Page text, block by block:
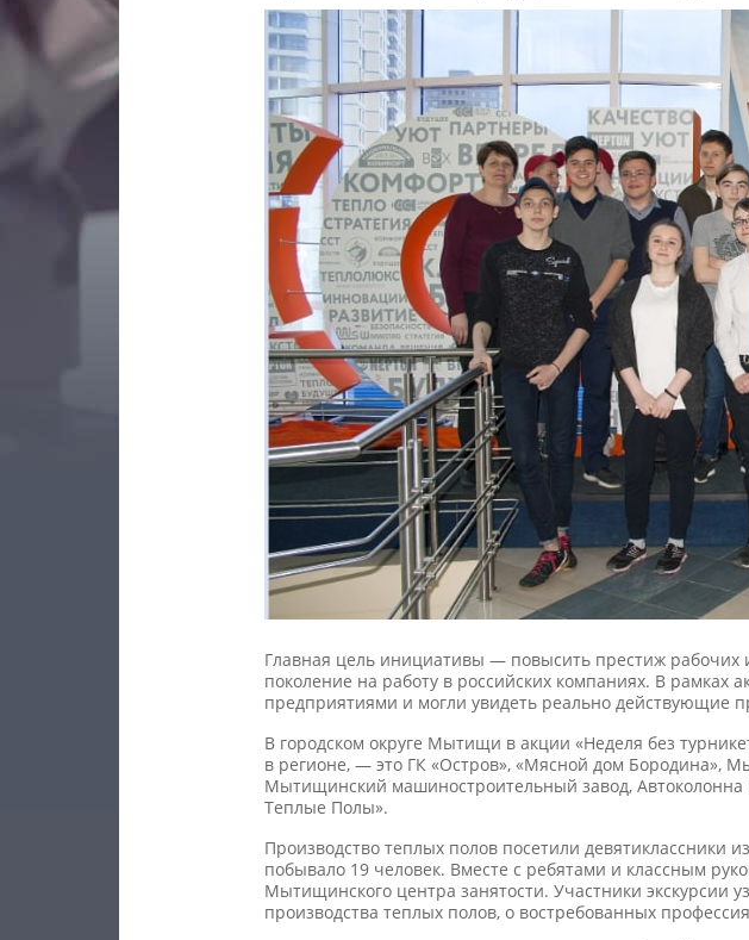
Главная цель инициативы — повысить престиж рабочих
поколение на работу в российских компаниях. В
предприятиями и могли увидеть реально действующие
В городском округе Мытищи в акции «Неделя без
в регионе, — это ГК «Остров», «Мясной дом Бородина»,
Мытищинский машиностроительный завод,
Теплые Полы».
Производство теплых полов посетили
побывало 19 человек. Вместе с ребятами и классным
Мытищинского центра занятости. Участники экскурсии
производства теплых полов, о востребованных